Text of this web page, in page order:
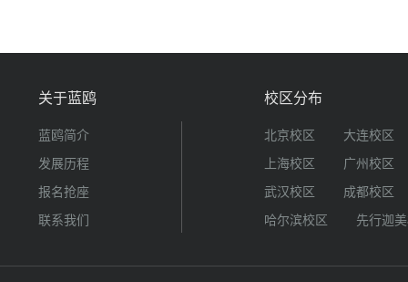
关于蓝鸥
蓝鸥简介
发展历程
报名抢座
联系我们
校区分布
北京校区 大连校区
上海校区 广州校区
武汉校区 成都校区
哈尔滨校区 先行迦